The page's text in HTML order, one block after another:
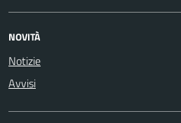
NOVITÀ
Notizie
Avvisi